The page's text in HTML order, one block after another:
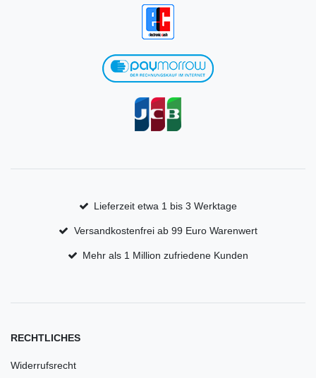
Lieferzeit etwa 1 bis 3 Werktage
Versandkostenfrei ab 99 Euro Warenwert
Mehr als 1 Million zufriedene Kunden
RECHTLICHES
Widerrufsrecht